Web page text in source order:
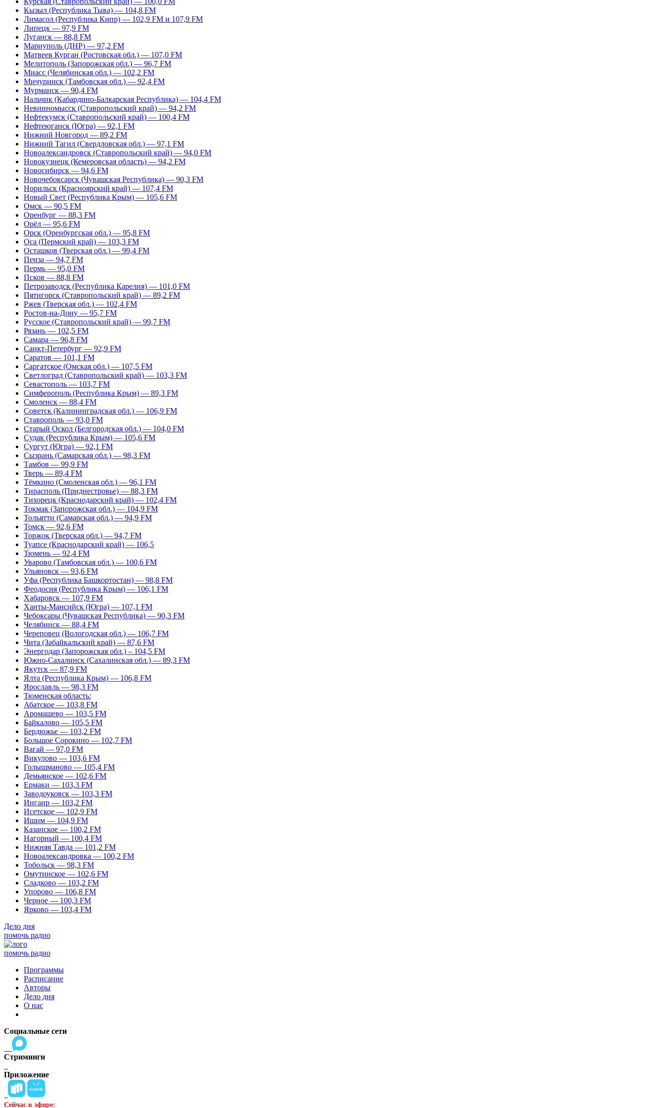
Кызыл (Республика Тыва) — 104,8 FM
Лимасол (Республика Кипр) — 102,9 FM и 107,9 FM
Липецк — 97,9 FM
Луганск — 88,8 FM
Мариуполь (ДНР) — 97,2 FM
Матвеев Курган (Ростовская обл.) — 107,0 FM
Мелитополь (Запорожская обл.) — 96,7 FM
Миасс (Челябинская обл.) — 102,2 FM
Мичуринск (Тамбовская обл.) — 92,4 FM
Мурманск — 90,4 FM
Нальчик (Кабардино-Балкарская Республика) — 104,4 FM
Невинномысск (Ставропольский край) — 94,2 FM
Нефтекумск (Ставропольский край) — 100,4 FM
Нефтеюганск (Югра) — 92,1 FM
Нижний Новгород — 89,2 FM
Нижний Тагил (Свердловская обл.) — 97,1 FM
Новоалександровск (Ставропольский край) — 94,0 FM
Новокузнецк (Кемеровская область) — 94,2 FM
Новосибирск — 94,6 FM
Новочебоксарск (Чувашская Республика) — 90,3 FM
Норильск (Красноярский край) — 107,4 FM
Новый Свет (Республика Крым) — 105,6 FM
Омск — 90,5 FM
Оренбург — 88,3 FM
Орёл — 95,6 FM
Орск (Оренбургская обл.) — 95,8 FM
Оса (Пермский край) — 103,3 FM
Осташков (Тверская обл.) — 99,4 FM
Пенза — 94,7 FM
Пермь — 95,0 FM
Псков — 88,8 FM
Петрозаводск (Республика Карелия) — 101,0 FM
Пятигорск (Ставропольский край) — 89,2 FM
Ржев (Тверская обл.) — 102,4 FM
Ростов-на-Дону — 95,7 FM
Русское (Ставропольский край) — 99,7 FM
Рязань — 102,5 FM
Самара — 96,8 FM
Санкт-Петербург — 92,9 FM
Саратов — 101,1 FM
Саргатское (Омская обл.) — 107,5 FM
Светлоград (Ставропольский край) — 103,3 FM
Севастополь — 103,7 FM
Симферополь (Республика Крым) — 89,3 FM
Смоленск — 88,4 FM
Советск (Калининградская обл.) — 106,9 FM
Ставрополь — 93,0 FM
Старый Оскол (Белгородская обл.) — 104,0 FM
Судак (Республика Крым) — 105,6 FM
Сургут (Югра) — 92,1 FM
Сызрань (Самарская обл.) — 98,3 FM
Тамбов — 99,9 FM
Тверь — 89,4 FM
Тёмкино (Смоленская обл.) — 96,1 FM
Тирасполь (Приднестровье) — 88,3 FM
Тихорецк (Краснодарский край) — 102,4 FM
Токмак (Запорожская обл.) — 104,9 FM
Тольятти (Самарская обл.) — 94,9 FM
Томск — 92,6 FM
Торжок (Тверская обл.) — 94,7 FM
Туапсе (Краснодарский край) — 106,5
Тюмень — 92,4 FM
Уварово (Тамбовская обл.) — 100,6 FM
Ульяновск — 93,6 FM
Уфа (Республика Башкортостан) — 98,8 FM
Феодосия (Республика Крым) — 106,1 FM
Хабаровск — 107,9 FM
Ханты-Мансийск (Югра) — 107,1 FM
Чебоксары (Чувашская Республика) — 90,3 FM
Челябинск — 88,4 FM
Череповец (Вологодская обл.) — 106,7 FM
Чита (Забайкальский край) — 87,6 FM
Энергодар (Запорожская обл.) – 104,5 FM
Южно-Сахалинск (Сахалинская обл.) — 89,3 FM
Якутск — 87,9 FM
Ялта (Республика Крым) — 106,8 FM
Ярославль — 98,3 FM
Тюменская область:
Абатское — 103,8 FM
Аромашево — 103,5 FM
Байкалово — 105,5 FM
Бердюжье — 103,2 FM
Большое Сорокино — 102,7 FM
Вагай — 97,0 FM
Викулово — 103,6 FM
Голышманово — 105,4 FM
Демьянское — 102,6 FM
Ермаки — 103,3 FM
Заводоуковск — 103,3 FM
Ингаир — 103,2 FM
Исетское — 102,9 FM
Ишим — 104,9 FM
Казанское — 100,2 FM
Нагорный — 100,4 FM
Нижняя Тавда — 101,2 FM
Новоалександровка — 100,2 FM
Тобольск — 98,3 FM
Омутинское — 102,6 FM
Сладково — 103,2 FM
Упорово — 106,8 FM
Черное — 100,3 FM
Ярково — 103,4 FM
Дело дня
помочь радио
помочь радио
Программы
Расписание
Авторы
Дело дня
О нас
Социальные сети
Стриминги
Приложение
Сейчас в эфире: